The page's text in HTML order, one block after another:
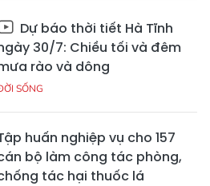
Dự báo thời tiết Hà Tĩnh
30/7: Chiều tối và đêm
rào và dông
SỐNG
huấn nghiệp vụ cho 157
bộ làm công tác phòng,
tác hại thuốc lá